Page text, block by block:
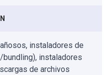
instaladores de
instaladores
de archivos